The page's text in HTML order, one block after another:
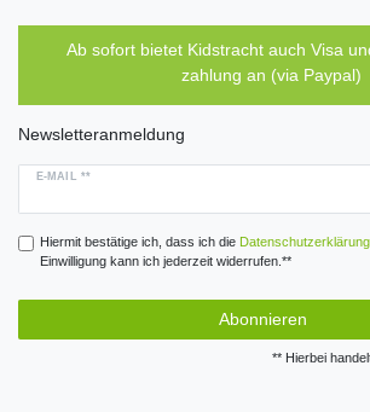
Ab sofort bietet Kidstracht auch Visa
zahlung an (via Paypal)
Newsletteranmeldung
E-MAIL **
Hiermit bestätige ich, dass ich die Daten­schutz­erklärung
Einwilligung kann ich jederzeit widerrufen.**
Abonnieren
** Hierbei